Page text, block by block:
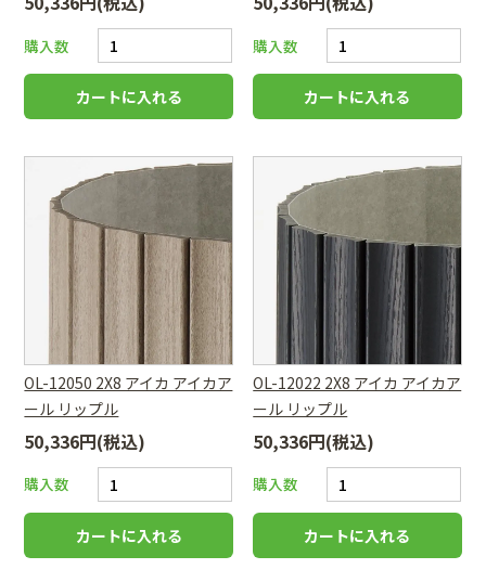
購入数 購入数
OL-12050 2X8 アイカ アイカア
ール リップル
50,336円(税込)
購入数
OL-12022 2X8 アイカ アイカア
ール リップル
50,336円(税込)
購入数